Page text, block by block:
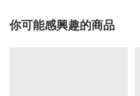
你可能感興趣的商品